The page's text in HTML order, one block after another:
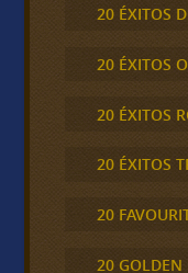
20 ÉXITOS
20 ÉXITOS
20 ÉXITOS
20 ÉXITOS
20
20 GOLDEN